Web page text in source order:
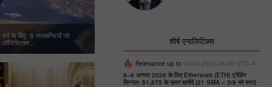
दर्द के बिंदु: 8 जलसन्धियाँ जो
लॉजिस्टिक्स... शीर्ष एनालिटिक्स
Relevance up to 00:00 2026-08-20 UTC--4
6–8 अगस्त 2026 के लिए Ethereum (ETH) ट्रेडिंग
सिग्नल: $1,875 के ऊपर खरीदें (21 SMA – 3/8 मरे स्तर)